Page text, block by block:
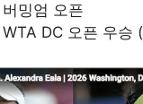
밍엄 오픈
DC 오픈 우승